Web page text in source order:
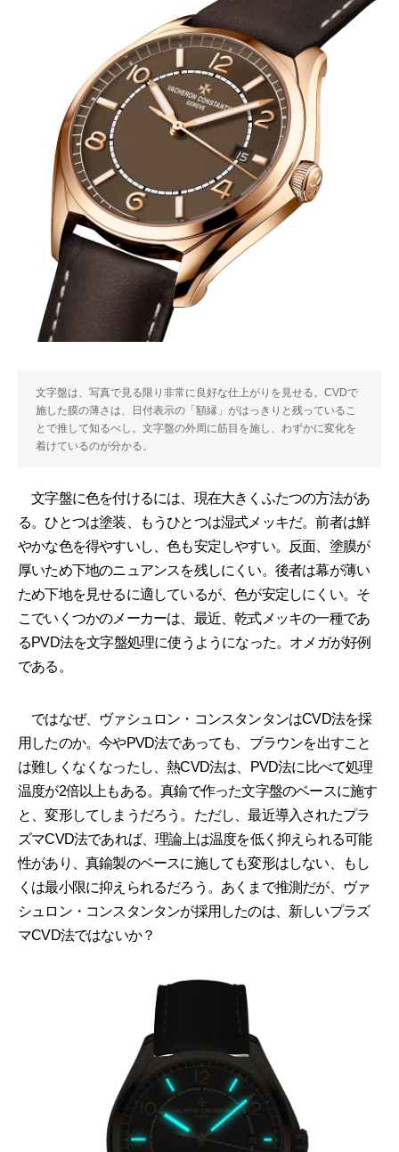
文字盤は、写真で見る限り非常に良好な仕上がりを見せる。CVDで
施した膜の薄さは、日付表示の「額縁」がはっきりと残っているこ
とで推して知るべし。文字盤の外周に筋目を施し、わずかに変化を
着けているのが分かる。
文字盤に色を付けるには、現在大きくふたつの方法があ
る。ひとつは塗装、もうひとつは湿式メッキだ。前者は鮮
やかな色を得やすいし、色も安定しやすい。反面、塗膜が
厚いため下地のニュアンスを残しにくい。後者は幕が薄い
ため下地を見せるに適しているが、色が安定しにくい。そ
こでいくつかのメーカーは、最近、乾式メッキの一種であ
るPVD法を文字盤処理に使うようになった。オメガが好例
である。
ではなぜ、ヴァシュロン・コンスタンタンはCVD法を採
用したのか。今やPVD法であっても、ブラウンを出すこと
は難しくなくなったし、熱CVD法は、PVD法に比べて処理
温度が2倍以上もある。真鍮で作った文字盤のベースに施す
と、変形してしまうだろう。ただし、最近導入されたプラ
ズマCVD法であれば、理論上は温度を低く抑えられる可能
性があり、真鍮製のベースに施しても変形はしない、もし
くは最小限に抑えられるだろう。あくまで推測だが、ヴァ
シュロン・コンスタンタンが採用したのは、新しいプラズ
マCVD法ではないか？